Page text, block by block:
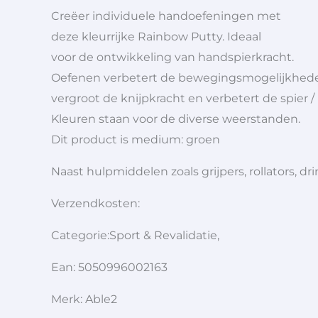
Creëer individuele handoefeningen met
deze kleurrijke Rainbow Putty. Ideaal
voor de ontwikkeling van handspierkracht.
Oefenen verbetert de
vergroot de knijpkracht en verbetert de spier /
Kleuren staan voor de diverse weerstanden.
Dit product is medium: groen
Naast hulpmiddelen zoals grijpers, rollators,
Verzendkosten:
Categorie:Sport & Revalidatie,
Ean: 5050996002163
Merk: Able2